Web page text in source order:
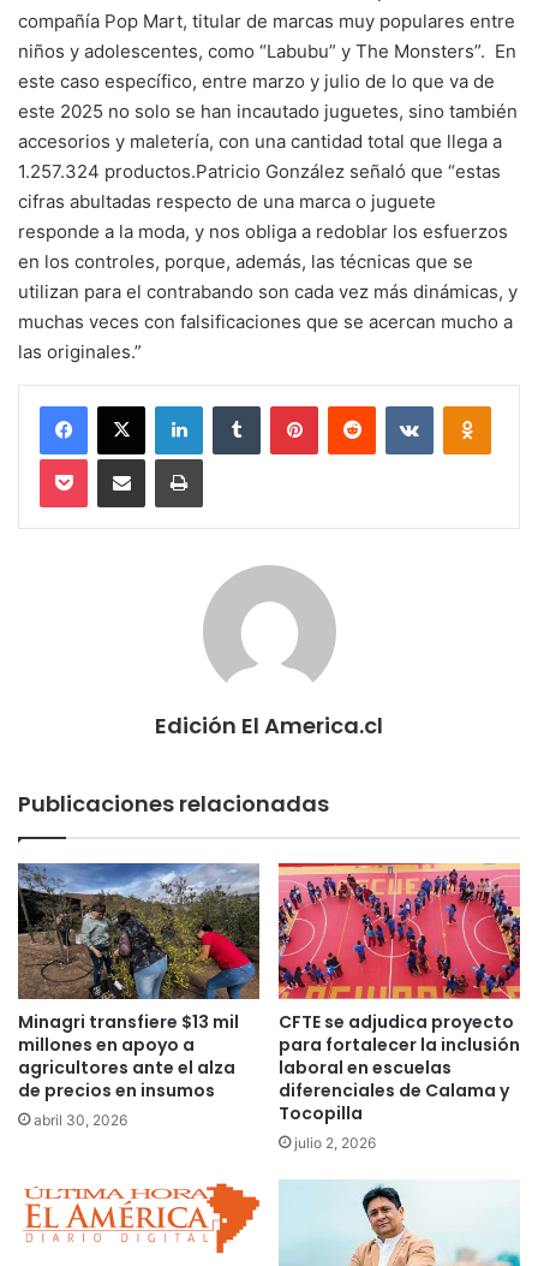
compañía Pop Mart, titular de marcas muy populares entre
niños y adolescentes, como “Labubu” y The Monsters”. En
este caso específico, entre marzo y julio de lo que va de
este 2025 no solo se han incautado juguetes, sino también
accesorios y maletería, con una cantidad total que llega a
1.257.324 productos.Patricio González señaló que “estas
cifras abultadas respecto de una marca o juguete
responde a la moda, y nos obliga a redoblar los esfuerzos
en los controles, porque, además, las técnicas que se
utilizan para el contrabando son cada vez más dinámicas, y
muchas veces con falsificaciones que se acercan mucho a
las originales.”
Facebook
X LinkedInTumblr PinterestReddit VKontakte
Pocket Compartir via email Imprimir
Edición El America.cl
Publicaciones relacionadas
Minagri transfiere $13 mil
millones en apoyo a
agricultores ante el alza
de precios en insumos
abril 30, 2026
CFTE se adjudica proyecto
para fortalecer la inclusión
laboral en escuelas
diferenciales de Calama y
Tocopilla
julio 2, 2026